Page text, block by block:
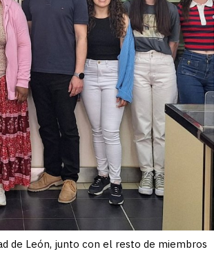
de León, junto con el resto de miembros